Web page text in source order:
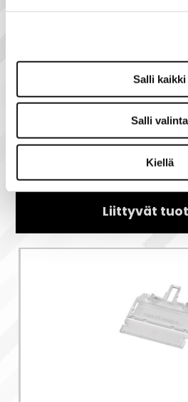
Salli kaikki
Salli valinta
Kiellä
kollektiivisena
Näytä lisää tuotteita
Siemens tuoteryhmästä
Liittyvät